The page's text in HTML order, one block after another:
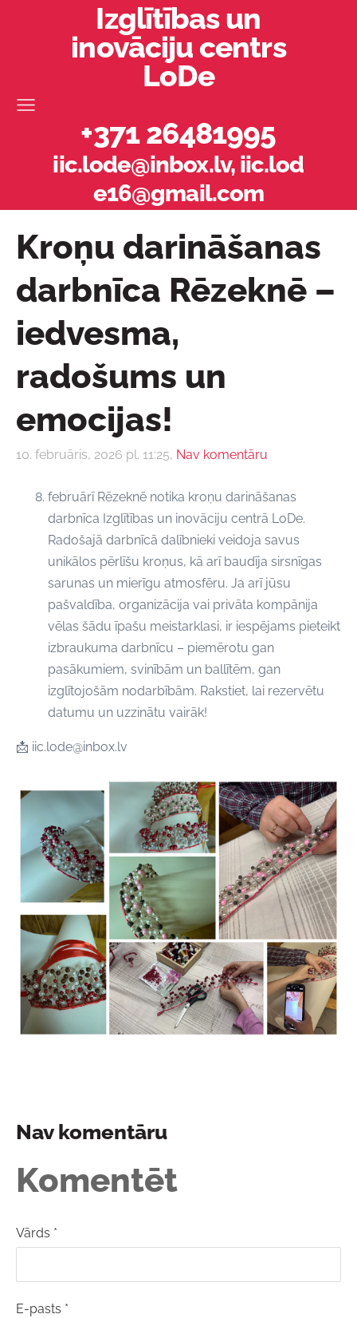
Izglītības un
inovāciju centrs
LoDe
+371 26481995
iic.lode@inbox.lv, iic.lod
e16@gmail.com
Kroņu darināšanas
darbnīca Rēzeknē –
iedvesma,
radošums un
emocijas!
10. februāris, 2026 pl. 11:25, Nav komentāru
februārī Rēzeknē notika kroņu darināšanas
darbnīca Izglītības un inovāciju centrā LoDe.
Radošajā darbnīcā dalībnieki veidoja savus
unikālos pērlīšu kroņus, kā arī baudīja sirsnīgas
sarunas un mierīgu atmosfēru. Ja arī jūsu
pašvaldība, organizācija vai privāta kompānija
vēlas šādu īpašu meistarklasi, ir iespējams pieteikt
izbraukuma darbnīcu – piemērotu gan
pasākumiem, svinībām un ballītēm, gan
izglītojošām nodarbībām. Rakstiet, lai rezervētu
datumu un uzzinātu vairāk!
📩 iic.lode@inbox.lv
Nav komentāru
Komentēt
Vārds *
E-pasts *